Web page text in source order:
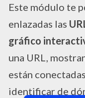
Este módulo te
enlazadas las
gráfico
una URL,
están
identificar de